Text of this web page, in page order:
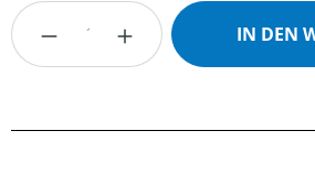
Produkt Anzahl: Gib den
IN DEN